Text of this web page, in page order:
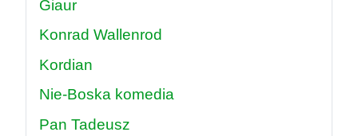
Giaur
Konrad Wallenrod
Kordian
Nie-Boska komedia
Pan Tadeusz